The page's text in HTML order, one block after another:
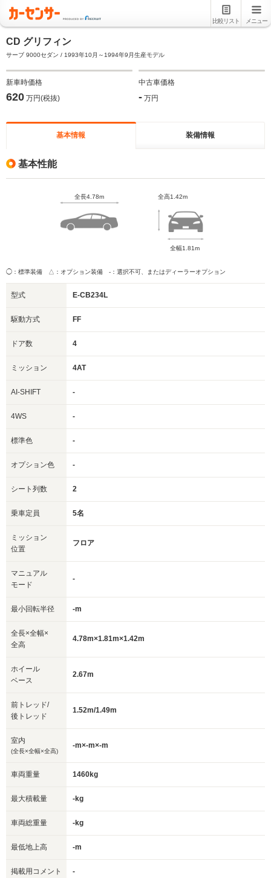
比較リスト メニュー
CD グリフィン
サーブ 9000セダン / 1993年10月～1994年9月生産モデル
新車時価格
620 万円(税抜)
中古車価格
- 万円
基本情報 装備情報
基本性能
全長4.78m 全高1.42m
全幅1.81m
◯：標準装備 △：オプション装備 -：選択不可、またはディーラーオプション
型式 E-CB234L
駆動方式 FF
ドア数 4
ミッション 4AT
AI-SHIFT -
4WS -
標準色 -
オプション色 -
シート列数 2
乗車定員 5名
ミッション
位置
フロア
マニュアル
モード
-
最小回転半径 -m
全長×全幅×
全高
4.78m×1.81m×1.42m
ホイール
ベース
2.67m
前トレッド/
後トレッド
1.52m/1.49m
室内
(全長×全幅×全高)
-m×-m×-m
車両重量 1460kg
最大積載量 -kg
車両総重量 -kg
最低地上高 -m
掲載用コメント -